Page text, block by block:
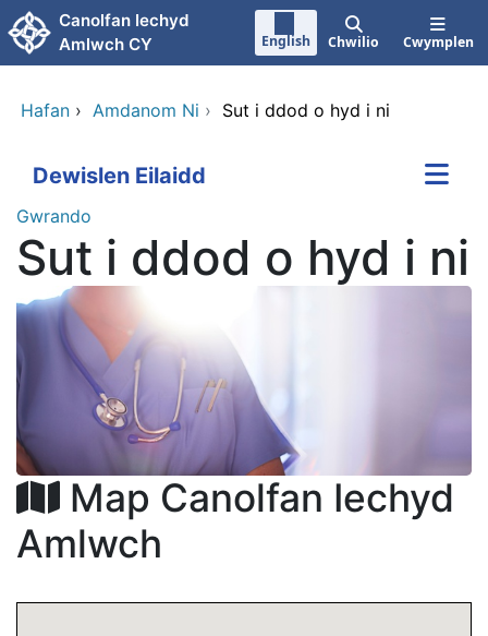
Neidio i'r prif gynnwy
Canolfan Iechyd
Amlwch CY
English Chwilio Cwymplen
Hafan › Amdanom Ni › Sut i ddod o hyd i ni
Dewislen Eilaidd
Gwrando
Sut i ddod o hyd i ni
Map Canolfan Iechyd
Amlwch